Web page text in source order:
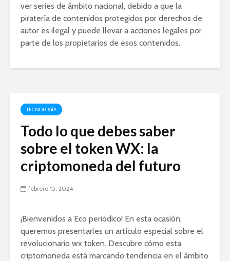
ver series de ámbito nacional, debido a que la
piratería de contenidos protegidos por derechos de
autor es ilegal y puede llevar a acciones legales por
parte de los propietarios de esos contenidos.
TECNOLOGÍA
Todo lo que debes saber
sobre el token WX: la
criptomoneda del futuro
febrero 15, 2024
¡Bienvenidos a Eco periódico! En esta ocasión,
queremos presentarles un artículo especial sobre el
revolucionario wx token. Descubre cómo esta
criptomoneda está marcando tendencia en el ámbito